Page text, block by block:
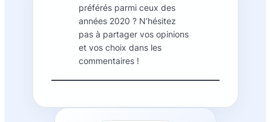
préférés parmi ceux des
années 2020 ? N’hésitez
pas à partager vos opinions
et vos choix dans les
commentaires !